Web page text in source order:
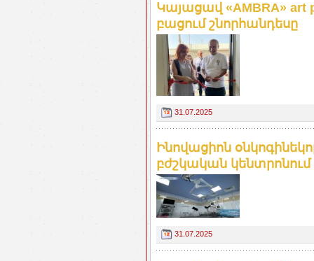
Կայացավ «AMBRA» art
բացում շնորհանդեսը
31.07.2025
Ինովացիոն
բժշկական կենտրոնում
31.07.2025